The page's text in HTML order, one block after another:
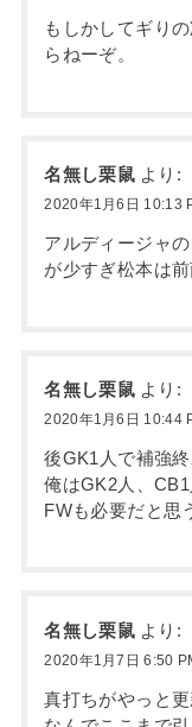
もしかしてギり
らねーぞ。
名無し栗鼠 より:
2020年1月6日 10:13
アルディージャ
が少すぎ松本は
名無し栗鼠 より:
2020年1月6日 10:44
後GK1人で補強
俺はGK2人、
FWも必要だと思
名無し栗鼠 より:
2020年1月7日 6:50
真打ちがやっと更